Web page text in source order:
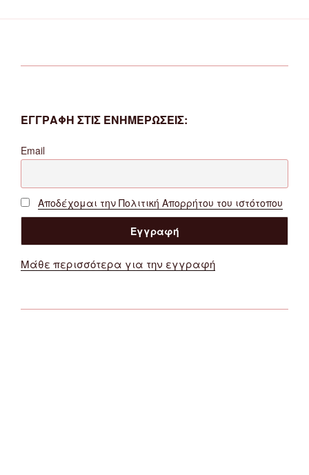
ΕΓΓΡΑΦΗ ΣΤΙΣ ΕΝΗΜΕΡΩΣΕΙΣ:
Email
Αποδέχομαι την Πολιτική Απορρήτου του ιστότοπου
Μάθε περισσότερα για την εγγραφή